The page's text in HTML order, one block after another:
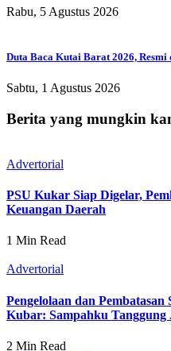
Rabu, 5 Agustus 2026
Duta Baca Kutai Barat 2026,
Sabtu, 1 Agustus 2026
Berita yang mungkin
Advertorial
PSU Kukar Siap Digelar,
Keuangan Daerah
1 Min Read
Advertorial
Pengelolaan dan
Kubar: Sampahku Tanggung
2 Min Read